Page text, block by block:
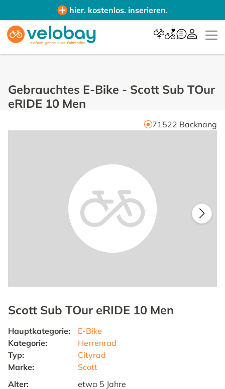
hier. kostenlos. inserieren.
Gebrauchtes E-Bike - Scott Sub TOur
eRIDE 10 Men
71522 Backnang
Scott Sub TOur eRIDE 10 Men
Hauptkategorie:
E-Bike
Kategorie:
Herrenrad
Typ:
Cityrad
Marke:
Scott
Alter:
etwa 5 Jahre